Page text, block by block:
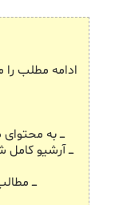
ادامه مطلب را
ـــ به
ـــ آرشیو
ـــ